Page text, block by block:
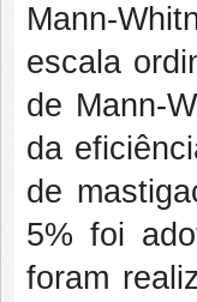
Mann-
escala
de Mann-
da
de
5% foi
foram